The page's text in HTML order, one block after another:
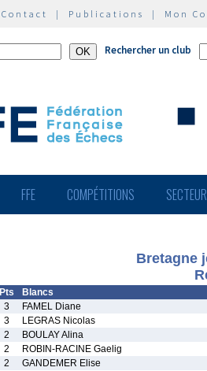
Contact | Publications | Mon
Rechercher un club
FFE COMPÉTITIONS
Bretagne
Pts
Blancs
3
FAMEL Diane
3
LEGRAS Nicolas
2
BOULAY Alina
2
ROBIN-RACINE Gaelig
2
GANDEMER Elise